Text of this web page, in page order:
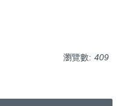
瀏覽數: 409